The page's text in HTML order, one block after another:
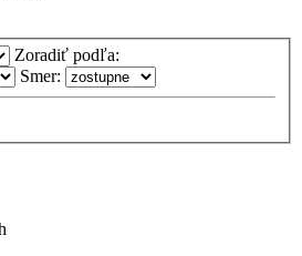
Zoradiť podľa:
Smer: